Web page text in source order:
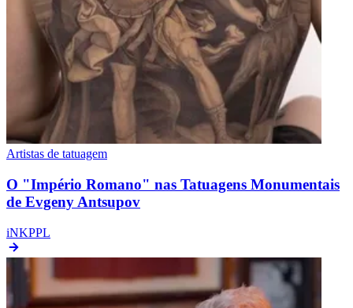
Artistas de tatuagem
O "Império Romano" nas Tatuagens Monumentais
de Evgeny Antsupov
iNKPPL